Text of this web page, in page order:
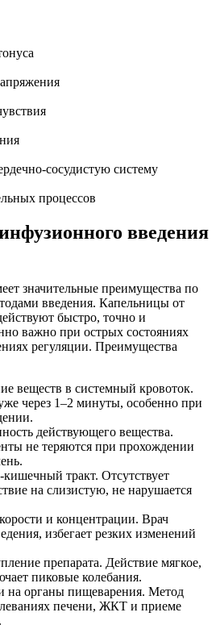
сосудистую систему
процессов
введения
значительные преимущества по
введения. Капельницы от
быстро, точно и
важно при острых состояниях
регуляции. Преимущества
веществ в системный кровоток.
через 1–2 минуты, особенно при
действующего вещества.
не теряются при прохождении
тракт. Отсутствует
на слизистую, не нарушается
и концентрации. Врач
избегает резких изменений
препарата. Действие мягкое,
пиковые колебания.
на органы пищеварения. Метод
печени, ЖКТ и приеме